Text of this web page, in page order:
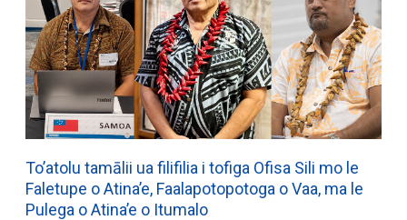
To’atolu tamālii ua filifilia i tofiga Ofisa Sili mo le
Faletupe o Atina’e, Faalapotopotoga o Vaa, ma le
Pulega o Atina’e o Itumalo